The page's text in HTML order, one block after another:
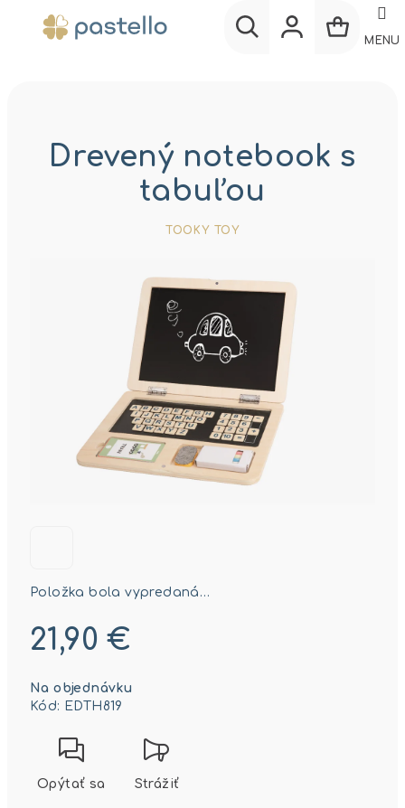
MENU
Položka bola vypredaná…
21,90 €
cena:
Na objednávku
Kód: EDTH819
Opýtať sa Strážiť
Drevený notebook s
tabuľou
TOOKY TOY